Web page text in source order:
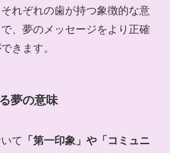
れぞれの歯が持つ象徴的な意
、夢のメッセージをより正確
きます。
夢の意味
て 「第一印象」や「コミュニ